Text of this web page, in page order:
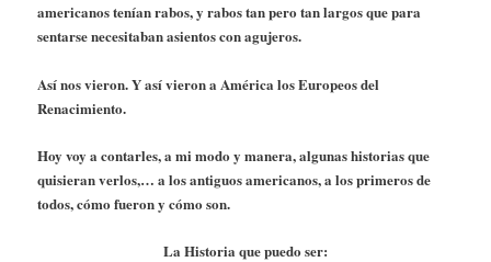
americanos tenían rabos, y rabos tan pero tan largos que para
sentarse necesitaban asientos con agujeros.
Así nos vieron. Y así vieron a América los Europeos del
Renacimiento.
Hoy voy a contarles, a mi modo y manera, algunas historias que
quisieran verlos,… a los antiguos americanos, a los primeros de
todos, cómo fueron y cómo son.
La Historia que puedo ser: